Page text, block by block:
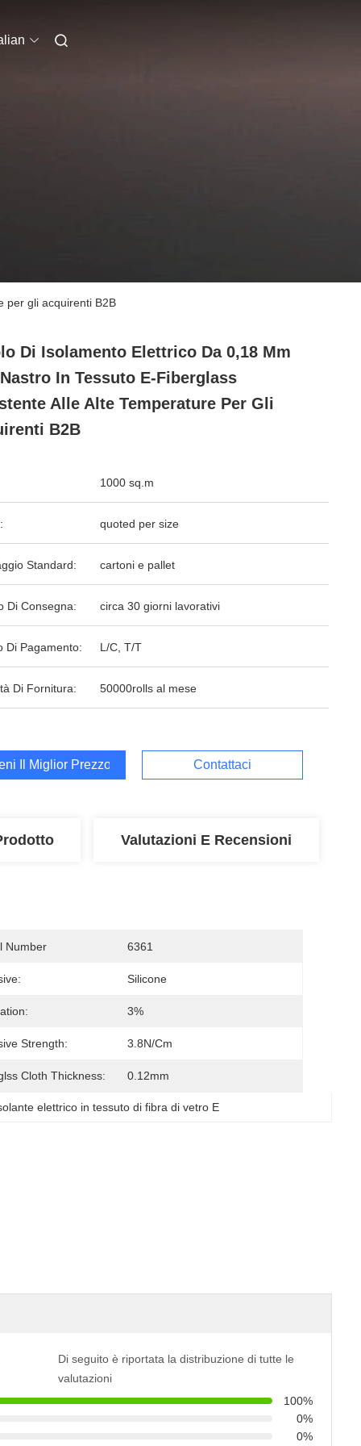
per gli acquirenti B2B
Di Isolamento Elettrico Da 0,18 Mm
In Tessuto E-Fiberglass
Alle Alte Temperature Per Gli
B2B
1000 sq.m
quoted per size
Standard: cartoni e pallet
Di Consegna: circa 30 giorni lavorativi
Di Pagamento: L/C, T/T
Di Fornitura: 50000rolls al mese
Il Miglior Prezzo Contattaci
Valutazioni E Recensioni
Number 6361
Silicone
3%
Strength: 3.8N/cm
Cloth Thickness: 0.12mm
elettrico in tessuto di fibra di vetro E
Di seguito è riportata la distribuzione di tutte le
valutazioni
100%
0%
0%